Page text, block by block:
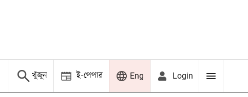
খুঁজুন ই-পেপার Eng Login